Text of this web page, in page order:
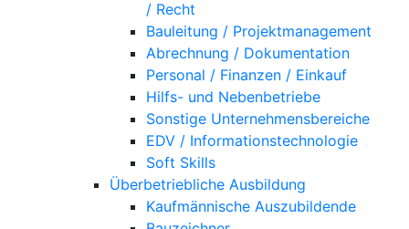
/ Recht
Bauleitung / Projektmanagement
Abrechnung / Dokumentation
Personal / Finanzen / Einkauf
Hilfs- und Nebenbetriebe
Sonstige Unternehmensbereiche
EDV / Informationstechnologie
Soft Skills
Überbetriebliche Ausbildung
Kaufmännische Auszubildende